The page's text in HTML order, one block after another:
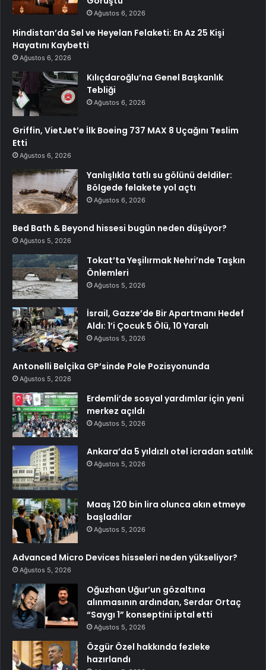
Ağustos 6, 2026
Hindistan’da Sel ve Heyelan Felaketi: En Az 25 Kişi
Hayatını Kaybetti
Ağustos 6, 2026
Kılıçdaroğlu’na Genel Başkanlık
Tebliği
Ağustos 6, 2026
Griffin, VietJet’e İlk Boeing 737 MAX 8 Uçağını Teslim
Etti
Ağustos 6, 2026
Yanlışlıkla tatlı su gölünü deldiler:
Bölgede felakete yol açtı
Ağustos 6, 2026
Bed Bath & Beyond hissesi bugün neden düşüyor?
Ağustos 5, 2026
Tokat’ta Yeşilırmak Nehri’nde Taşkın
Önlemleri
Ağustos 5, 2026
İsrail, Gazze’de Bir Apartmanı Hedef
Aldı: 1’i Çocuk 5 Ölü, 10 Yaralı
Ağustos 5, 2026
Antonelli Belçika GP’sinde Pole Pozisyonunda
Ağustos 5, 2026
Erdemli’de sosyal yardımlar için yeni
merkez açıldı
Ağustos 5, 2026
Ankara’da 5 yıldızlı otel icradan satılık
Ağustos 5, 2026
Maaş 120 bin lira olunca akın etmeye
başladılar
Ağustos 5, 2026
Advanced Micro Devices hisseleri neden yükseliyor?
Ağustos 5, 2026
Oğuzhan Uğur’un gözaltına
alınmasının ardından, Serdar Ortaç
“Saygı 1” konseptini iptal etti
Ağustos 5, 2026
Özgür Özel hakkında fezleke
hazırlandı